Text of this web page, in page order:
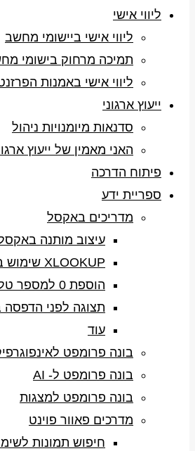
ליווי אישי
ליווי אישי ביישומי מחשב
תמיכה מרחוק בישומי
ליווי אישי באמנות
ייעוץ ארגוני
סדנאות מיומנויות ניהול
האני מאמין של ייעוץ
פיתוח הדרכה
ספריית ידע
מדריכים באקסל
עיצוב מותנה
XLOOKUP שימוש בסיסי
הוספת 0 למספר טלפון עם Power Query
תצוגה לפני
עוד
בונה פרומפט
בונה פרומפט ל- AI
בונה פרומפט למצגות
מדרכים פאוור פוינט
חיפוש תמונות